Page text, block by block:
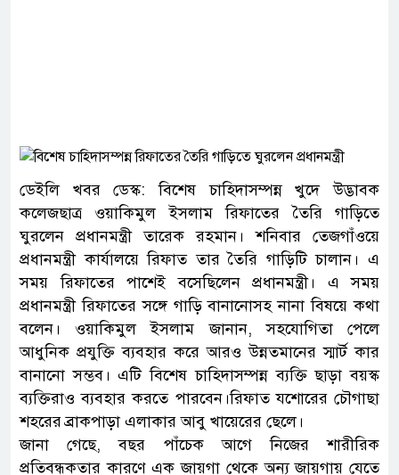
ডেইলি খবর ডেস্ক: বিশেষ চাহিদাসম্পন্ন খুদে উদ্ভাবক
কলেজছাত্র ওয়াকিমুল ইসলাম রিফাতের তৈরি গাড়িতে
ঘুরলেন প্রধানমন্ত্রী তারেক রহমান। শনিবার তেজগাঁওয়ে
প্রধানমন্ত্রী কার্যালয়ে রিফাত তার তৈরি গাড়িটি চালান। এ
সময় রিফাতের পাশেই বসেছিলেন প্রধানমন্ত্রী। এ সময়
প্রধানমন্ত্রী রিফাতের সঙ্গে গাড়ি বানানোসহ নানা বিষয়ে কথা
বলেন। ওয়াকিমুল ইসলাম জানান, সহযোগিতা পেলে
আধুনিক প্রযুক্তি ব্যবহার করে আরও উন্নতমানের স্মার্ট কার
বানানো সম্ভব। এটি বিশেষ চাহিদাসম্পন্ন ব্যক্তি ছাড়া বয়স্ক
ব্যক্তিরাও ব্যবহার করতে পারবেন।রিফাত যশোরের চৌগাছা
শহরের ব্রাকপাড়া এলাকার আবু খায়েরের ছেলে।
জানা গেছে, বছর পাঁচেক আগে নিজের শারীরিক
প্রতিবন্ধকতার কারণে এক জায়গা থেকে অন্য জায়গায় যেতে